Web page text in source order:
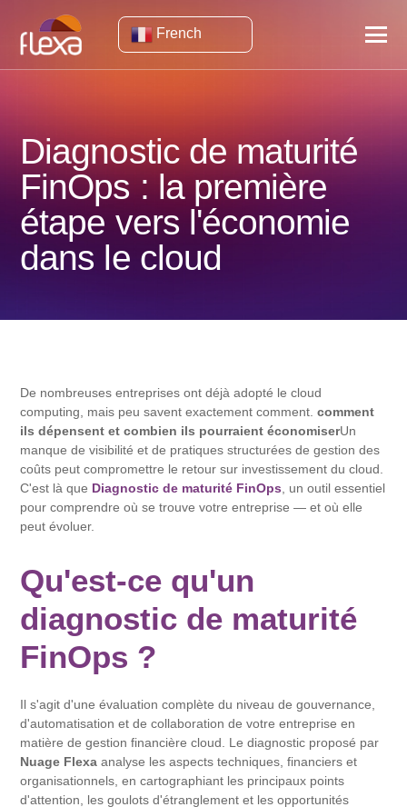
French
Diagnostic de maturité
FinOps : la première
étape vers l'économie
dans le cloud
De nombreuses entreprises ont déjà adopté le cloud
computing, mais peu savent exactement comment.comment
ils dépensent et combien ils pourraient économiserUn
manque de visibilité et de pratiques structurées de gestion des
coûts peut compromettre le retour sur investissement du cloud.
C'est là que Diagnostic de maturité FinOps , un outil essentiel
pour comprendre où se trouve votre entreprise — et où elle
peut évoluer.
Qu'est-ce qu'un
diagnostic de maturité
FinOps ?
Il s'agit d'une évaluation complète du niveau de gouvernance,
d'automatisation et de collaboration de votre entreprise en
matière de gestion financière cloud. Le diagnostic proposé par
Nuage Flexa analyse les aspects techniques, financiers et
organisationnels, en cartographiant les principaux points
d'attention, les goulots d'étranglement et les opportunités